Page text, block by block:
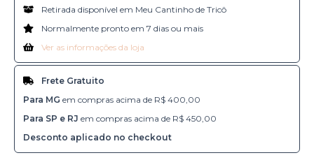
Retirada disponível em Meu Cantinho de Tricô
Normalmente pronto em 7 dias ou mais
Ver as informações da loja
Frete Gratuito
Para MG em compras acima de R$ 400,00
Para SP e RJ em compras acima de R$ 450,00
Desconto aplicado no checkout